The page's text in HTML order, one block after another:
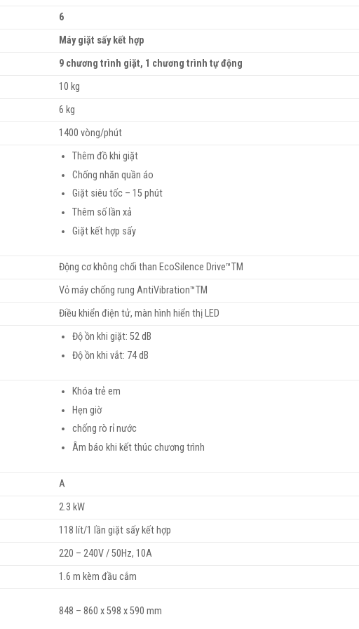
6
Máy giặt sấy kết hợp
9 chương trình giặt, 1 chương trình tự động
10 kg
6 kg
1400 vòng/phút
Thêm đồ khi giặt
Chống nhăn quần áo
Giặt siêu tốc – 15 phút
Thêm số lần xả
Giặt kết hợp sấy
Động cơ không chổi than EcoSilence Drive™TM
Vỏ máy chống rung AntiVibration™TM
Điều khiển điện tử, màn hình hiển thị LED
Độ ồn khi giặt: 52 dB
Độ ồn khi vắt: 74 dB
Khóa trẻ em
Hẹn giờ
chống rò rỉ nước
Âm báo khi kết thúc chương trình
A
2.3 kW
118 lít/1 lần giặt sấy kết hợp
220 – 240V / 50Hz, 10A
1.6 m kèm đầu cắm
848 – 860 x 598 x 590 mm